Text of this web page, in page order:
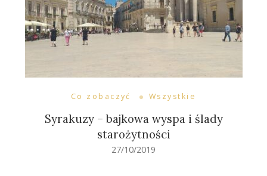
Co zobaczyć Wszystkie
Syrakuzy – bajkowa wyspa i ślady
starożytności
27/10/2019